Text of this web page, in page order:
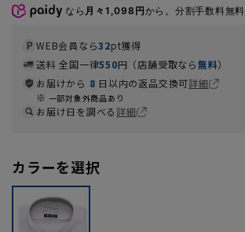
なら 月々1,098円から。分割手数料無料
WEB会員なら32pt獲得
送料 全国一律550円（店舗受取なら無料）
お届けから 8 日以内の返品交換可詳細
一部対象外商品あり
お届け日を調べる詳細
カラーを選択